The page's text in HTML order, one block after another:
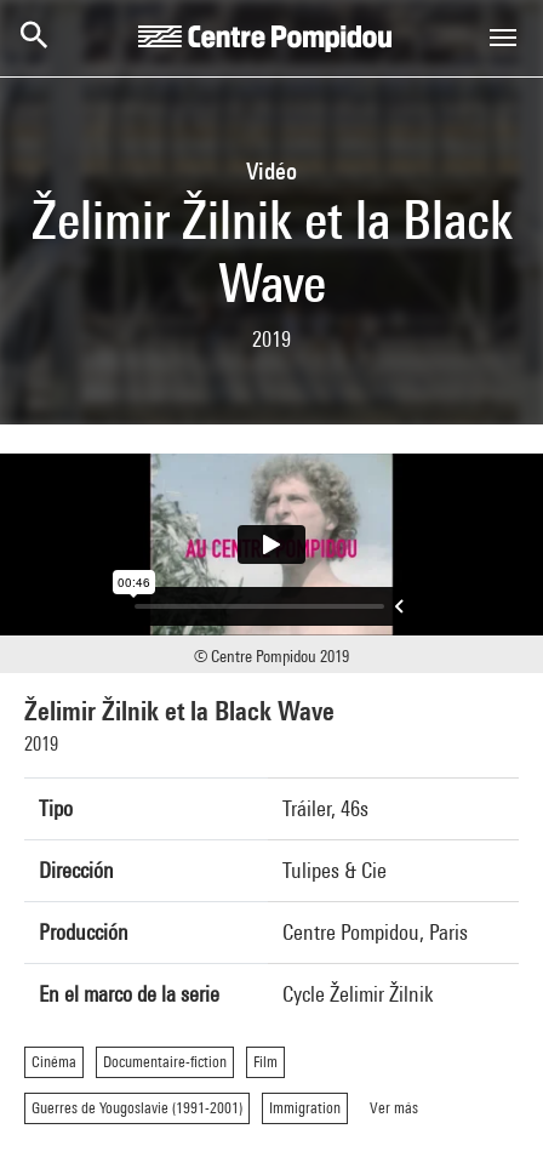
Vidéo
Želimir Žilnik et la Black
Wave
2019
Želimir Žilnik et la Black Wave
2019
Tipo Tráiler, 46s
Dirección Tulipes & Cie
Producción Centre Pompidou, Paris
En el marco de la serie Cycle Želimir Žilnik
Cinéma Documentaire-fiction Film
Guerres de Yougoslavie (1991-2001) Immigration Ver más
© Centre Pompidou 2019